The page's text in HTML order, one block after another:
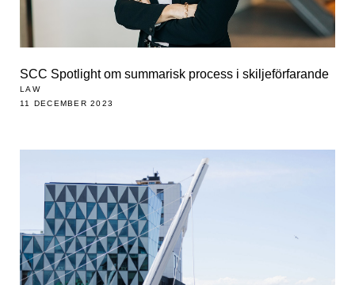
SCC Spotlight om summarisk process i skiljeförfarande
LAW
11 DECEMBER 2023